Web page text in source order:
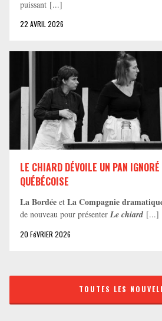
puissant [...]
22 AVRIL 2026
LE CHIARD DÉVOILE UN PAN
QUÉBÉCOISE
La Bordée et La Compagnie
de nouveau pour présenter Le chiard [...]
20 FéVRIER 2026
TOUTES LES